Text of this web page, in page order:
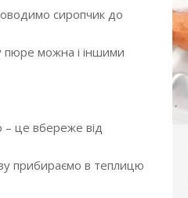
сиропчик до
можна і іншими
– це вбереже від
прибираємо в теплицю